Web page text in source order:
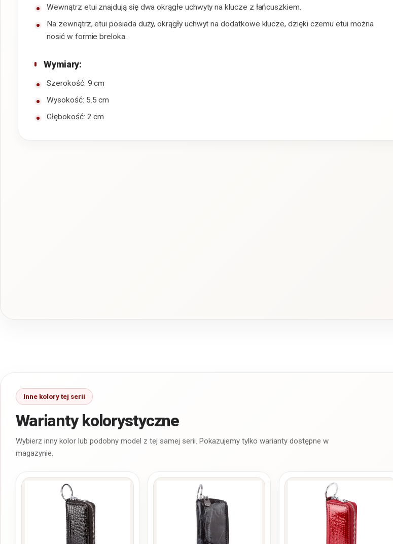
Wewnątrz etui znajdują się dwa okrągłe uchwyty na klucze z łańcuszkiem.
Na zewnątrz, etui posiada duży, okrągły uchwyt na dodatkowe klucze, dzięki czemu etui można
nosić w formie breloka.
Wymiary:
Szerokość: 9 cm
Wysokość: 5.5 cm
Głębokość: 2 cm
Warianty kolorystyczne